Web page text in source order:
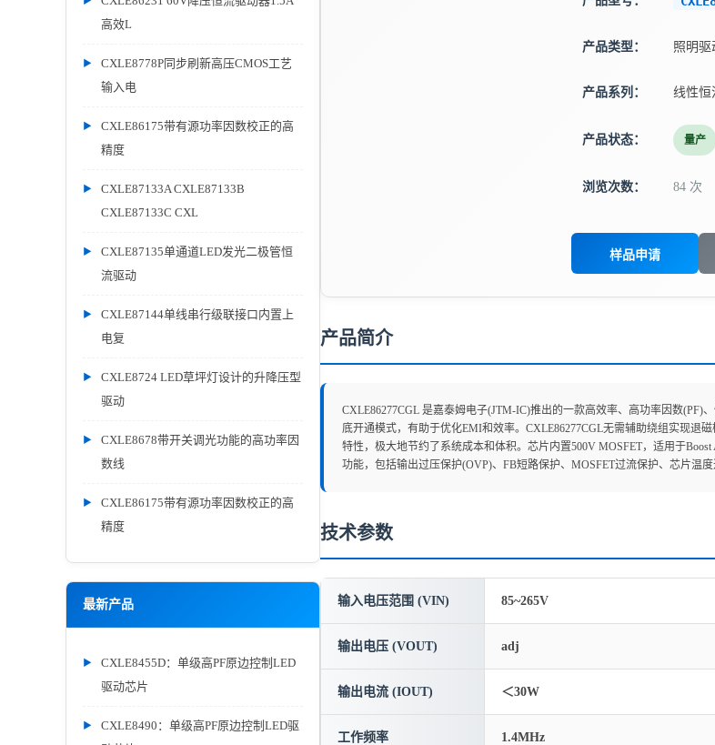
高效L
CXLE8778P同步刷新高压CMOS工艺
输入电
CXLE86175带有源功率因数校正的高
精度
CXLE87133A CXLE87133B
CXLE87133C CXL
CXLE87135单通道LED发光二极管恒
流驱动
CXLE87144单线串行级联接口内置上
电复
CXLE8724 LED草坪灯设计的升降压型
驱动
CXLE8678带开关调光功能的高功率因
数线
CXLE86175带有源功率因数校正的高
精度
最新产品
CXLE8455D：单级高PF原边控制LED
驱动芯片
CXLE8490：单级高PF原边控制LED驱
产品类型： 照明驱
产品系列： 线性恒
产品状态： 量产
浏览次数： 84 次
样品申请
产品简介
CXLE86277CGL 是嘉泰姆电子(JTM-IC)推出的一款高效率、高功率因数
底开通模式，有助于优化EMI和效率。CXLE86277CGL无需辅助绕组实现退
特性，极大地节约了系统成本和体积。芯片内置500V MOSFET，适用于
功能，包括输出过压保护(OVP)、FB短路保护、MOSFET过流保护、芯片温度
技术参数
输入电压范围 (VIN) 85~265V
输出电压 (VOUT) adj
输出电流 (IOUT) ＜30W
工作频率 1.4MHz